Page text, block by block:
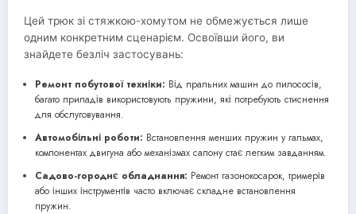
Цей трюк зі стяжкою-хомутом не обмежується лише
одним конкретним сценарієм. Освоївши його, ви
знайдете безліч застосувань:
Ремонт побутової техніки: Від пральних машин до пилососів,
багато приладів використовують пружини, які потребують стиснення
для обслуговування.
Автомобільні роботи: Встановлення менших пружин у гальмах,
компонентах двигуна або механізмах салону стає легким завданням.
Садово-городнє обладнання: Ремонт газонокосарок, тримерів
або інших інструментів часто включає складне встановлення
пружин.